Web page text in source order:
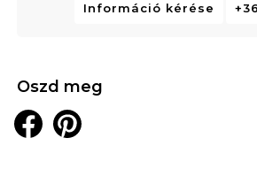
Információ kérése
Oszd meg